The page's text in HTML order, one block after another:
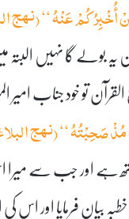
عَنْهُ ‘‘ (نہج
بولے گا نہیں
القرآن تو خود جناب
صَحِبْتُهُ ‘‘ (نہج
ہے اور جب سے
فرمایا اور اس